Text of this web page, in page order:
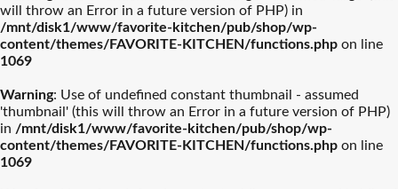
will throw an Error in a future version of PHP) in
/mnt/disk1/www/favorite-kitchen/pub/shop/wp-
content/themes/FAVORITE-KITCHEN/functions.php on line
1069
Warning: Use of undefined constant thumbnail - assumed
'thumbnail' (this will throw an Error in a future version of PHP)
in /mnt/disk1/www/favorite-kitchen/pub/shop/wp-
content/themes/FAVORITE-KITCHEN/functions.php on line
1069